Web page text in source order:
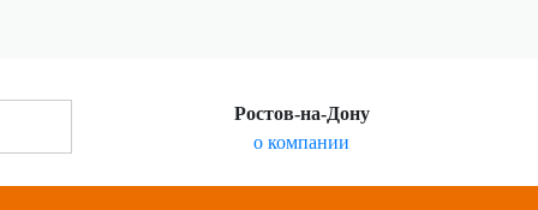
Ростов-на-Дону
о компании